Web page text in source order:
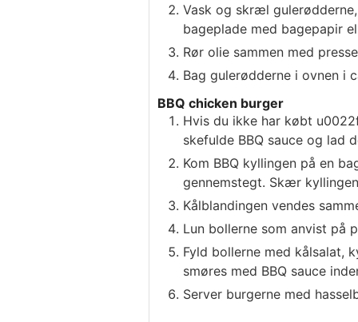
Vask og skræl
bageplade med bagepapir
Rør olie sammen med
Bag gulerødderne i ovnen i
BBQ chicken burger
Hvis du ikke har købt
skefulde BBQ sauce og lad
Kom BBQ kyllingen på en
gennemstegt. Skær
Kålblandingen vendes
Lun bollerne som anvist på
Fyld bollerne med kålsalat,
smøres med BBQ sauce
Server burgerne med